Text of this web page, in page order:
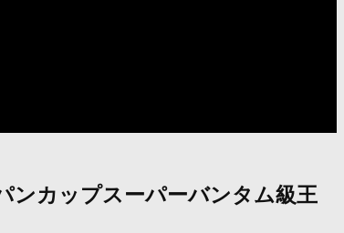
ンカップスーパーバンタム級王